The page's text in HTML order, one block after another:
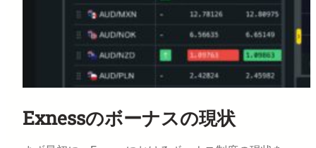
Exnessのボーナスの現状